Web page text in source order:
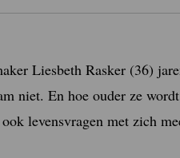
Liesbeth Rasker (36)
niet. En hoe ouder ze
levensvragen met zich